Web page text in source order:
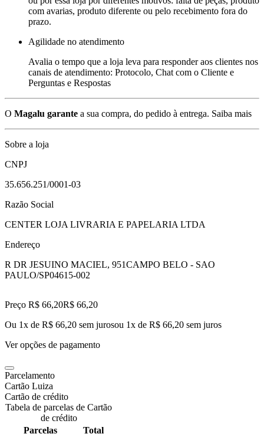
com avarias, produto diferente ou pelo recebimento fora do
prazo.
Agilidade no atendimento
Avalia o tempo que a loja leva para responder aos clientes nos
canais de atendimento: Protocolo, Chat com o Cliente e
Perguntas e Respostas
O Magalu garante a sua compra, do pedido à entrega. Saiba mais
Sobre a loja
CNPJ
35.656.251/0001-03
Razão Social
CENTER LOJA LIVRARIA E PAPELARIA LTDA
Endereço
R DR JESUINO MACIEL, 951CAMPO BELO - SAO
PAULO/SP04615-002
Preço R$ 66,20R$ 66,20
Ou 1x de R$ 66,20 sem jurosou 1x de R$ 66,20 sem juros
Ver opções de pagamento
Parcelamento
Cartão Luiza
Cartão de crédito
Tabela de parcelas de Cartão
de crédito
Parcelas
Total